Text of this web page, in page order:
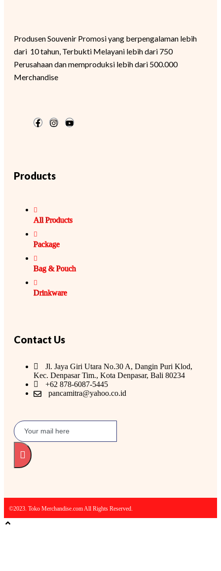
Produsen Souvenir Promosi yang berpengalaman lebih
dari 10 tahun, Terbukti Melayani lebih dari 750
Perusahaan dan memproduksi lebih dari 500.000
Merchandise
Products
All Products
Package
Bag & Pouch
Drinkware
Contact Us
Jl. Jaya Giri Utara No.30 A, Dangin Puri Klod,
Kec. Denpasar Tim., Kota Denpasar, Bali 80234
+62 878-6087-5445
pancamitra@yahoo.co.id
©2023. Toko Merchandise.com All Rights Reserved.